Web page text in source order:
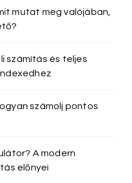
mutat meg valójában,
számítás és teljes
számolj pontos
A modern
előnyei